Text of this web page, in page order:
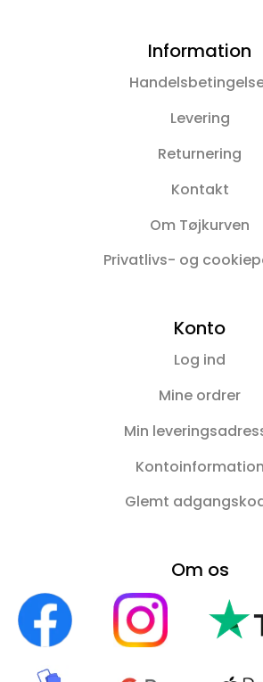
Information
Levering
Returnering
Kontakt
Om Tøjkurven
Privatlivs- og
Konto
Log ind
Mine ordrer
Min
Kontoinformation
Glemt
Om os